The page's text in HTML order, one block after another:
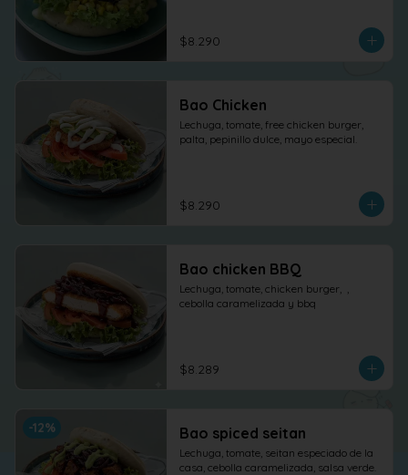
$8.290
Bao Chicken
Lechuga, tomate, free chicken burger,
palta, pepinillo dulce, mayo especial.
$8.290
Bao chicken BBQ
Lechuga, tomate, chicken burger,  ,
cebolla caramelizada y bbq
$8.289
-12% Bao spiced seitan
Lechuga, tomate, seitan especiado de la
casa, cebolla caramelizada, salsa verde.